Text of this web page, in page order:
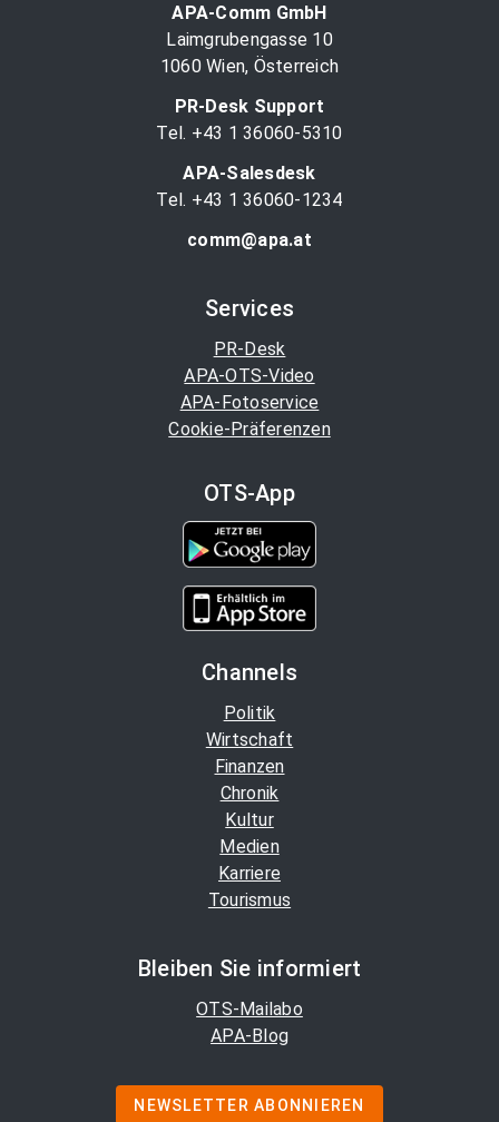
APA-Comm GmbH
Laimgrubengasse 10
1060 Wien, Österreich
PR-Desk Support
Tel. +43 1 36060-5310
APA-Salesdesk
Tel. +43 1 36060-1234
comm@apa.at
Services
PR-Desk
APA-OTS-Video
APA-Fotoservice
Cookie-Präferenzen
OTS-App
Channels
Politik
Wirtschaft
Finanzen
Chronik
Kultur
Medien
Karriere
Tourismus
Bleiben Sie informiert
OTS-Mailabo
APA-Blog
NEWSLETTER ABONNIEREN